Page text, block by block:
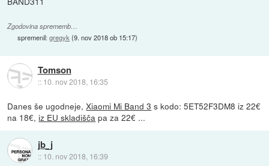
Zgodovina sprememb…
spremenil:gregyk (9. nov 2018 ob 15:17)
Tomson
:: 10. nov 2018, 16:35
Danes še ugodneje,Xiaomi Mi Band 3 s kodo: 5ET52F3DM8 iz 22€
na 18€,iz EU skladišča pa za 22€ ...
jb_j
:: 10. nov 2018, 16:39